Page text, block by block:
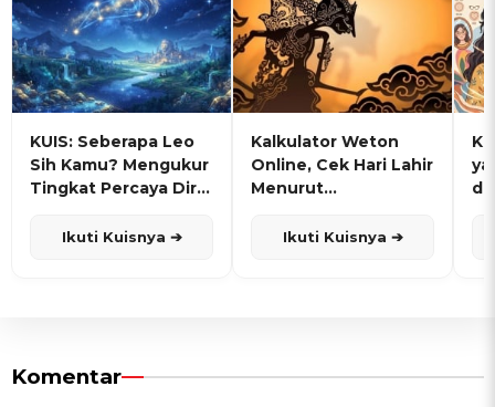
KUIS: Seberapa Leo
Sih Kamu? Mengukur
Tingkat Percaya Diri
Ikuti Kuisnya ➔
Kalkulator Weton
Online, Cek Hari Lahir
Menurut
Ikuti Kuisnya ➔
Komentar